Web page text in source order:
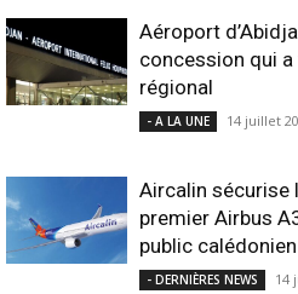
Aéroport
concession qui
régional
- A LA UNE 14 juillet
Aircalin sécurise
premier Airbus
public calédonien
- DERNIÈRES NEWS 14